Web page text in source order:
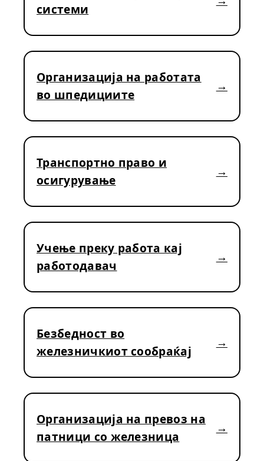
системи
Организација на работата
во шпедициите
Транспортно право и
осигурување
Учење преку работа кај
работодавач
Безбедност во
железничкиот сообраќај
Организација на превоз на
патници со железница